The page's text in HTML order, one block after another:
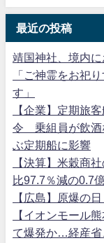
最近の投稿
靖国神社、境内
「ご神霊をお祀
す」
【企業】定期旅
令 乗組員が飲酒
ぶ定期船に影響
【決算】米穀商
比97.7％減の0.7
【広島】原爆の
【イオンモール
て爆発か…経産省